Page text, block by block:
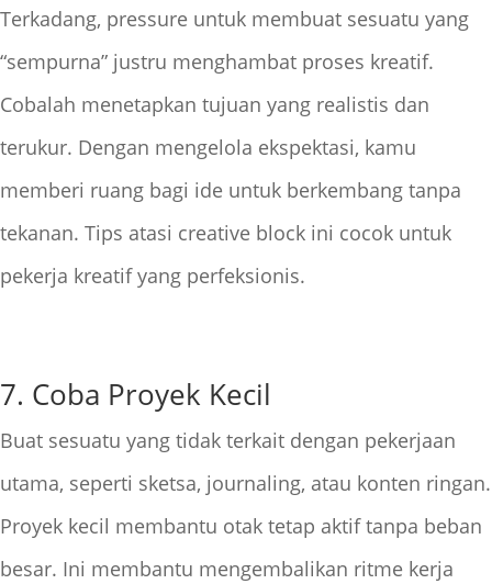
Terkadang, pressure untuk membuat sesuatu yang
“sempurna” justru menghambat proses kreatif.
Cobalah menetapkan tujuan yang realistis dan
terukur. Dengan mengelola ekspektasi, kamu
memberi ruang bagi ide untuk berkembang tanpa
tekanan. Tips atasi creative block ini cocok untuk
pekerja kreatif yang perfeksionis.
7. Coba Proyek Kecil
Buat sesuatu yang tidak terkait dengan pekerjaan
utama, seperti sketsa, journaling, atau konten ringan.
Proyek kecil membantu otak tetap aktif tanpa beban
besar. Ini membantu mengembalikan ritme kerja